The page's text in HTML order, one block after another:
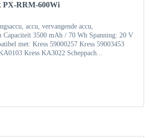
PX-RRM-600Wi
accu, vervangende accu,
Capaciteit 3500 mAh / 70 Wh Spanning: 20 V
met: Kress 59000257 Kress 59003453
Kress KA3022 Scheppach...